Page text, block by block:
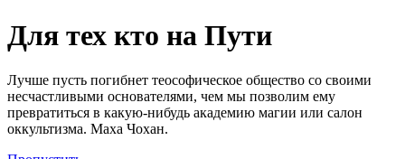
Для тех кто на Пути
Лучше пусть погибнет теософическое общество со своими
несчастливыми основателями, чем мы позволим ему
превратиться в какую-нибудь академию магии или салон
оккультизма. Маха Чохан.